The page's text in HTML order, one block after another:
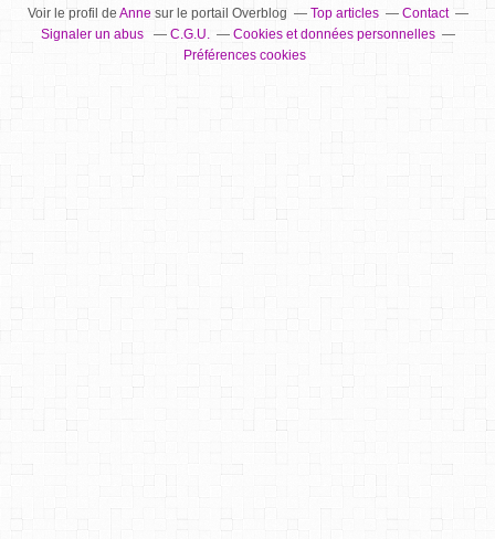
Voir le profil de Annesur le portail Overblog Top articles
Contact
Signaler un abus
C.G.U.
Cookies et données personnelles
Préférences cookies